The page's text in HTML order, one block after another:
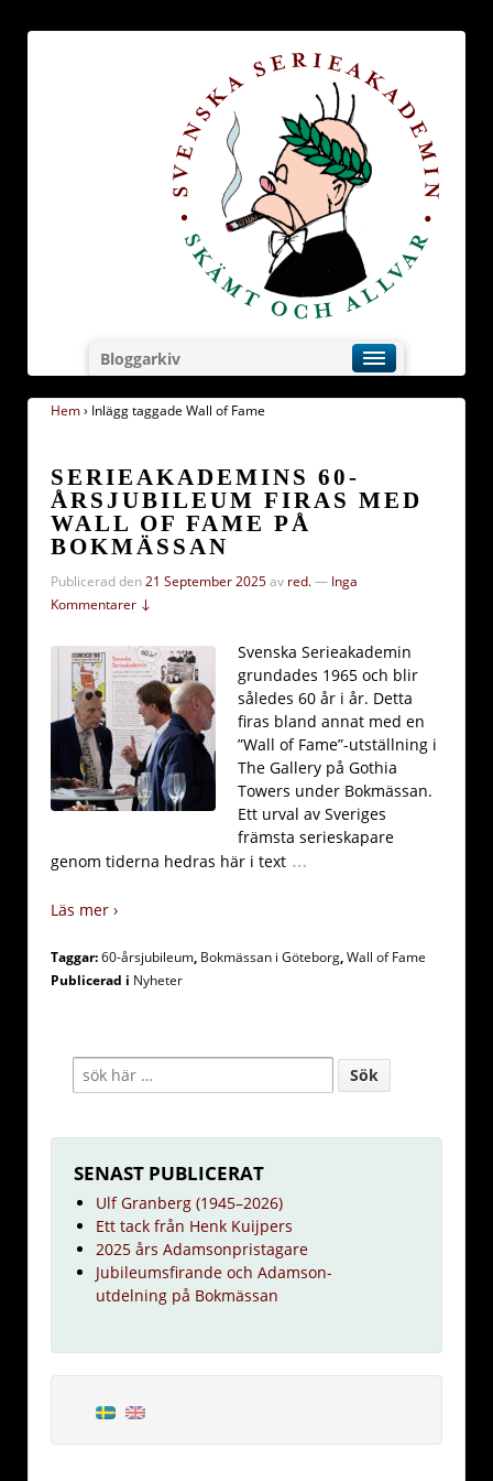
Bloggarkiv
Hem› Inlägg taggade Wall of Fame
SERIEAKADEMINS 60-
ÅRSJUBILEUM FIRAS MED
WALL OF FAME PÅ
BOKMÄSSAN
Publicerad den21 September 2025av red.— Inga
Kommentarer ↓
Svenska Serieakademin
grundades 1965 och blir
således 60 år i år. Detta
firas bland annat med en
”Wall of Fame”-utställning i
The Gallery på Gothia
Towers under Bokmässan.
Ett urval av Sveriges
främsta serieskapare
genom tiderna hedras här i text …
Läs mer ›
Taggar:60-årsjubileum, Bokmässan i Göteborg,Wall of Fame
Publicerad i Nyheter
SENAST PUBLICERAT
Ulf Granberg (1945–2026)
Ett tack från Henk Kuijpers
2025 års Adamsonpristagare
Jubileumsfirande och Adamson-
utdelning på Bokmässan